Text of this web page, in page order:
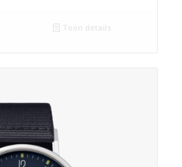
Toon details